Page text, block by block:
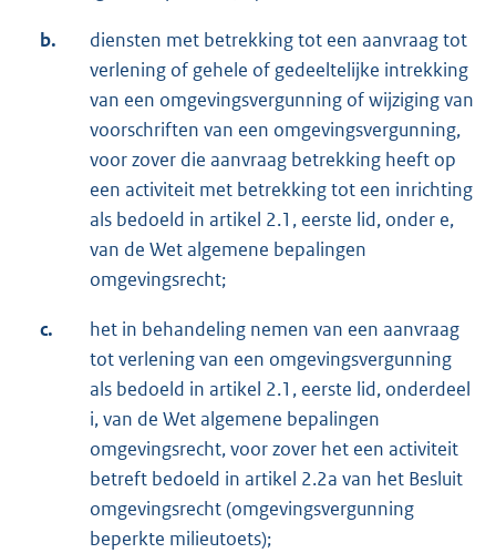
b.
diensten met betrekking tot een aanvraag tot
verlening of gehele of gedeeltelijke intrekking
van een omgevingsvergunning of wijziging van
voorschriften van een omgevingsvergunning,
voor zover die aanvraag betrekking heeft op
een activiteit met betrekking tot een inrichting
als bedoeld in artikel 2.1, eerste lid, onder e,
van de Wet algemene bepalingen
omgevingsrecht;
c.
het in behandeling nemen van een aanvraag
tot verlening van een omgevingsvergunning
als bedoeld in artikel 2.1, eerste lid, onderdeel
i, van de Wet algemene bepalingen
omgevingsrecht, voor zover het een activiteit
betreft bedoeld in artikel 2.2a van het Besluit
omgevingsrecht (omgevingsvergunning
beperkte milieutoets);